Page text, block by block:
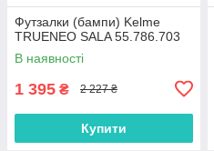
Футзалки (бампи) Kelme
TRUENEO SALA 55.786.703
В наявності
1 395 ₴ 2 227 ₴
Купити